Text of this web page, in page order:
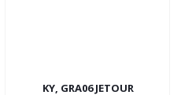
KY, GRA06 JETOUR